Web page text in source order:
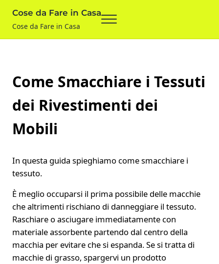
Cose da Fare in Casa
Cose da Fare in Casa Menu
Come Smacchiare i Tessuti
dei Rivestimenti dei
Mobili
In questa guida spieghiamo come smacchiare i
tessuto.
È meglio occuparsi il prima possibile delle macchie
che altrimenti rischiano di danneggiare il tessuto.
Raschiare o asciugare immediatamente con
materiale assorbente partendo dal centro della
macchia per evitare che si espanda. Se si tratta di
macchie di grasso, spargervi un prodotto